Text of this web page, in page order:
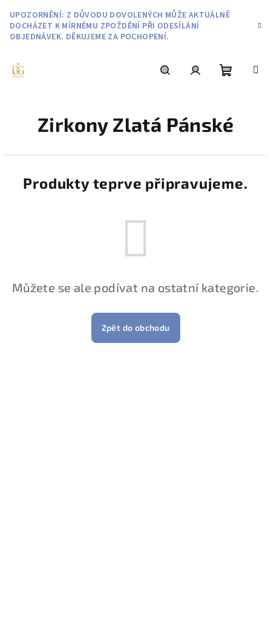
obsah
UPOZORNĚNÍ: Z DŮVODU DOVOLENÝCH MŮŽE AKTUÁLNĚ
DOCHÁZET K MÍRNÉMU ZPOŽDĚNÍ PŘI ODESÍLÁNÍ
OBJEDNÁVEK. DĚKUJEME ZA POCHOPENÍ.
košík
Zirkony Zlatá Pánské
Produkty teprve připravujeme.
Můžete se ale podívat na ostatní kategorie.
Zpět do obchodu